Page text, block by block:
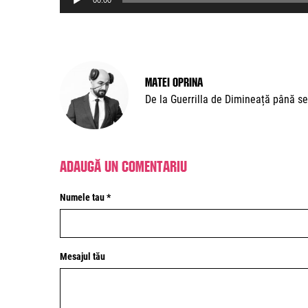
Player
Matei Oprina
De la Guerrilla de Dimineață până
Adaugă un comentariu
Numele tau *
Mesajul tău